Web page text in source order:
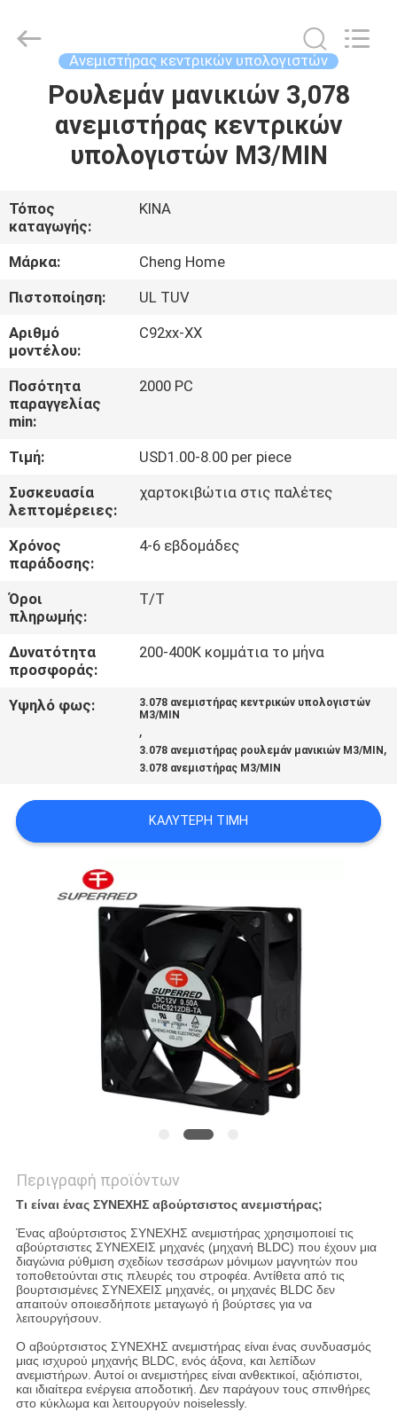
ΣΠΊΤΙ
ΠΡΟΪΌΝΤΑ
ΕΜΦΆΝΙΣΗ
VR
ΠΕΡΊΠΟΥ
ΕΜΕΊΣ
ΓΎΡΟΣ
ΕΡΓΟΣΤΑΣΊΩΝ
ΠΟΙΟΤΙΚΌΣ
ΈΛΕΓΧΟΣ
ΜΑΣ
ΕΛΆΤΕ
ΣΕ
ΕΠΑΦΉ
ΜΕ
ΈΝΑ
ΑΠΌΣΠΑΣΜΑ
SITEMAP
PRIVACY
Co.,Ltd.
Ανεμιστήρας κεντρικών υπολογιστών
Ρουλεμάν μανικιών 3,078
ανεμιστήρας κεντρικών
υπολογιστών M3/MIN
Τόπος
καταγωγής:
ΚΙΝΑ
Μάρκα:
Cheng Home
Πιστοποίηση:
UL TUV
Αριθμό
μοντέλου:
C92xx-ΧΧ
Ποσότητα
παραγγελίας
min:
2000 PC
Τιμή:
USD1.00-8.00 per piece
Συσκευασία
λεπτομέρειες:
χαρτοκιβώτια στις παλέτες
Χρόνος
παράδοσης:
4-6 εβδομάδες
Όροι
πληρωμής:
T/T
Δυνατότητα
προσφοράς:
200-400K κομμάτια το μήνα
Υψηλό φως:
3.078 ανεμιστήρας κεντρικών υπολογιστών
M3/MIN
,
3.078 ανεμιστήρας ρουλεμάν μανικιών M3/MIN ,
3.078 ανεμιστήρας M3/MIN
ΚΑΛΎΤΕΡΗ ΤΙΜΉ
Περιγραφή προϊόντων
Τι είναι ένας ΣΥΝΕΧΗΣ αβούρτσιστος ανεμιστήρας;
Ένας αβούρτσιστος ΣΥΝΕΧΗΣ ανεμιστήρας χρησιμοποιεί τις
αβούρτσιστες ΣΥΝΕΧΕΙΣ μηχανές (μηχανή BLDC) που έχουν μια
διαγώνια ρύθμιση σχεδίων τεσσάρων μόνιμων μαγνητών που
τοποθετούνται στις πλευρές του στροφέα. Αντίθετα από τις
βουρτσισμένες ΣΥΝΕΧΕΙΣ μηχανές, οι μηχανές BLDC δεν
απαιτούν οποιεσδήποτε μεταγωγό ή βούρτσες για να
λειτουργήσουν.
Ο αβούρτσιστος ΣΥΝΕΧΗΣ ανεμιστήρας είναι ένας συνδυασμός
μιας ισχυρού μηχανής BLDC, ενός άξονα, και λεπίδων
ανεμιστήρων. Αυτοί οι ανεμιστήρες είναι ανθεκτικοί, αξιόπιστοι,
και ιδιαίτερα ενέργεια αποδοτική. Δεν παράγουν τους σπινθήρες
στο κύκλωμα και λειτουργούν noiselessly.